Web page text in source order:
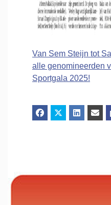
Van Sem Steijn tot
alle genomineerden
Sportgala 2025!